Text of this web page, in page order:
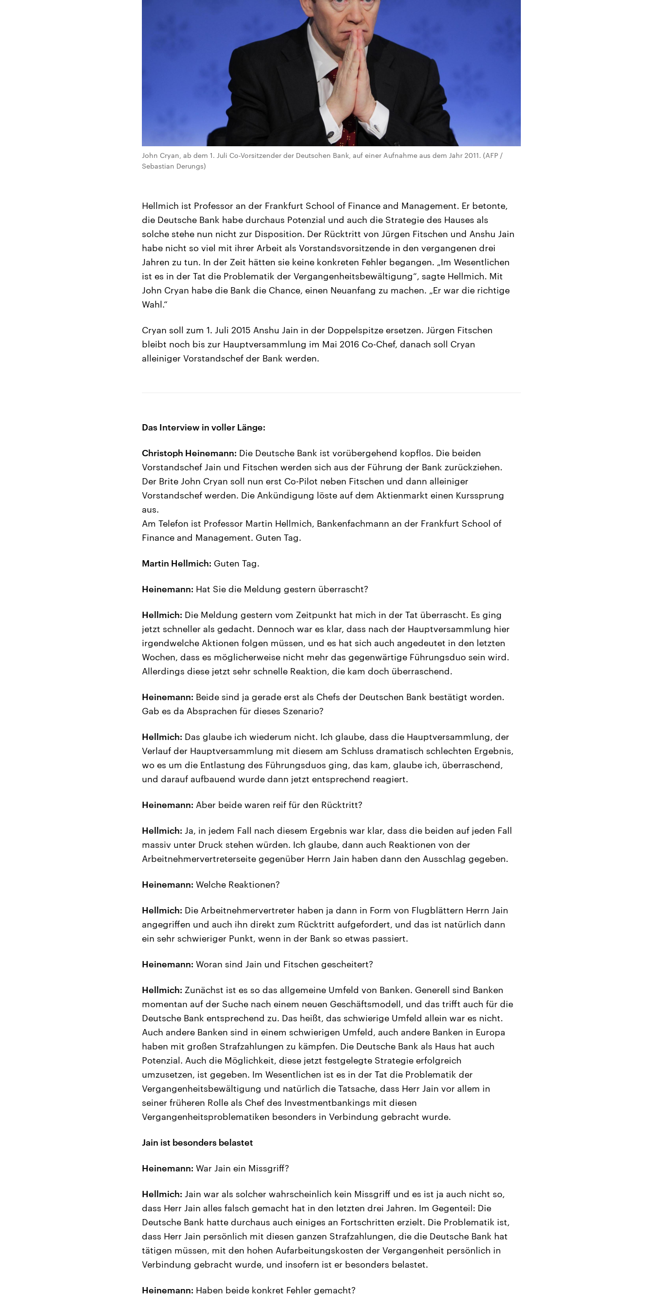
John Cryan, ab dem 1. Juli Co-Vorsitzender der Deutschen Bank, auf einer Aufnahme aus dem Jahr 2011. (AFP /
Sebastian Derungs)
Hellmich ist Professor an der Frankfurt School of Finance and Management. Er betonte,
die Deutsche Bank habe durchaus Potenzial und auch die Strategie des Hauses als
solche stehe nun nicht zur Disposition. Der Rücktritt von Jürgen Fitschen und Anshu Jain
habe nicht so viel mit ihrer Arbeit als Vorstandsvorsitzende in den vergangenen drei
Jahren zu tun. In der Zeit hätten sie keine konkreten Fehler begangen. „Im Wesentlichen
ist es in der Tat die Problematik der Vergangenheitsbewältigung“, sagte Hellmich. Mit
John Cryan habe die Bank die Chance, einen Neuanfang zu machen. „Er war die richtige
Wahl.“
Cryan soll zum 1. Juli 2015 Anshu Jain in der Doppelspitze ersetzen. Jürgen Fitschen
bleibt noch bis zur Hauptversammlung im Mai 2016 Co-Chef, danach soll Cryan
alleiniger Vorstandschef der Bank werden.
Das Interview in voller Länge:
Christoph Heinemann: Die Deutsche Bank ist vorübergehend kopflos. Die beiden
Vorstandschef Jain und Fitschen werden sich aus der Führung der Bank zurückziehen.
Der Brite John Cryan soll nun erst Co-Pilot neben Fitschen und dann alleiniger
Vorstandschef werden. Die Ankündigung löste auf dem Aktienmarkt einen Kurssprung
aus.
Am Telefon ist Professor Martin Hellmich, Bankenfachmann an der Frankfurt School of
Finance and Management. Guten Tag.
Martin Hellmich: Guten Tag.
Heinemann: Hat Sie die Meldung gestern überrascht?
Hellmich: Die Meldung gestern vom Zeitpunkt hat mich in der Tat überrascht. Es ging
jetzt schneller als gedacht. Dennoch war es klar, dass nach der Hauptversammlung hier
irgendwelche Aktionen folgen müssen, und es hat sich auch angedeutet in den letzten
Wochen, dass es möglicherweise nicht mehr das gegenwärtige Führungsduo sein wird.
Allerdings diese jetzt sehr schnelle Reaktion, die kam doch überraschend.
Heinemann: Beide sind ja gerade erst als Chefs der Deutschen Bank bestätigt worden.
Gab es da Absprachen für dieses Szenario?
Hellmich: Das glaube ich wiederum nicht. Ich glaube, dass die Hauptversammlung, der
Verlauf der Hauptversammlung mit diesem am Schluss dramatisch schlechten Ergebnis,
wo es um die Entlastung des Führungsduos ging, das kam, glaube ich, überraschend,
und darauf aufbauend wurde dann jetzt entsprechend reagiert.
Heinemann: Aber beide waren reif für den Rücktritt?
Hellmich: Ja, in jedem Fall nach diesem Ergebnis war klar, dass die beiden auf jeden Fall
massiv unter Druck stehen würden. Ich glaube, dann auch Reaktionen von der
Arbeitnehmervertreterseite gegenüber Herrn Jain haben dann den Ausschlag gegeben.
Heinemann: Welche Reaktionen?
Hellmich: Die Arbeitnehmervertreter haben ja dann in Form von Flugblättern Herrn Jain
angegriffen und auch ihn direkt zum Rücktritt aufgefordert, und das ist natürlich dann
ein sehr schwieriger Punkt, wenn in der Bank so etwas passiert.
Heinemann: Woran sind Jain und Fitschen gescheitert?
Hellmich: Zunächst ist es so das allgemeine Umfeld von Banken. Generell sind Banken
momentan auf der Suche nach einem neuen Geschäftsmodell, und das trifft auch für die
Deutsche Bank entsprechend zu. Das heißt, das schwierige Umfeld allein war es nicht.
Auch andere Banken sind in einem schwierigen Umfeld, auch andere Banken in Europa
haben mit großen Strafzahlungen zu kämpfen. Die Deutsche Bank als Haus hat auch
Potenzial. Auch die Möglichkeit, diese jetzt festgelegte Strategie erfolgreich
umzusetzen, ist gegeben. Im Wesentlichen ist es in der Tat die Problematik der
Vergangenheitsbewältigung und natürlich die Tatsache, dass Herr Jain vor allem in
seiner früheren Rolle als Chef des Investmentbankings mit diesen
Vergangenheitsproblematiken besonders in Verbindung gebracht wurde.
Jain ist besonders belastet
Heinemann: War Jain ein Missgriff?
Hellmich: Jain war als solcher wahrscheinlich kein Missgriff und es ist ja auch nicht so,
dass Herr Jain alles falsch gemacht hat in den letzten drei Jahren. Im Gegenteil: Die
Deutsche Bank hatte durchaus auch einiges an Fortschritten erzielt. Die Problematik ist,
dass Herr Jain persönlich mit diesen ganzen Strafzahlungen, die die Deutsche Bank hat
tätigen müssen, mit den hohen Aufarbeitungskosten der Vergangenheit persönlich in
Verbindung gebracht wurde, und insofern ist er besonders belastet.
Heinemann: Haben beide konkret Fehler gemacht?